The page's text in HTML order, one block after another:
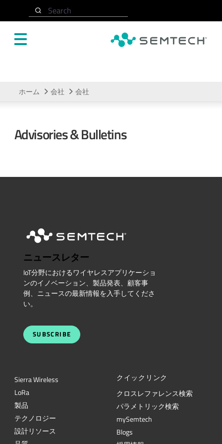
Search
ホーム 会社 会社
Advisories & Bulletins
ニュースレター
IoT分野におけるワイヤレスアプリケーショ
ンのイノベーション、製品発表、顧客事
例、ニュースの最新情報を入手してくださ
い。
SUBSCRIBE
Sierra Wireless
LoRa
製品
テクノロジー
設計リソース
クイックリンク
クロスレファレンス検索
パラメトリック検索
mySemtech
Blogs